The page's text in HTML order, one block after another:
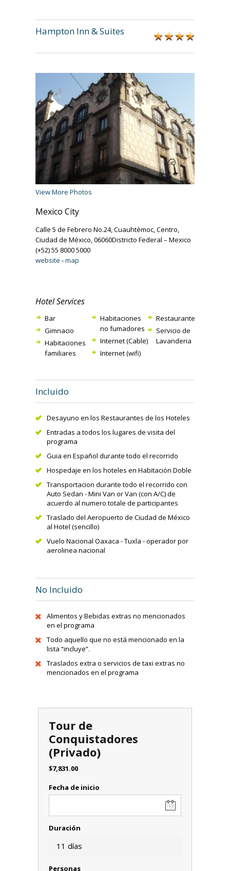
Hampton Inn & Suites
View More Photos
Mexico City
Calle 5 de Febrero No.24, Cuauhtémoc, Centro,
Ciudad de México, 06060Districto Federal – Mexico
(+52) 55 8000 5000
website -map
Hotel Services
Bar
Gimnacio
Habitaciones
familiares
Habitaciones
no fumadores
Internet (Cable)
Internet (wifi)
Restaurante
Servicio de
Lavanderia
Incluido
Desayuno en los Restaurantes de los Hoteles
Entradas a todos los lugares de visita del
programa
Guia en Español durante todo el recorrido
Hospedaje en los hoteles en Habitación Doble
Transportacion durante todo el recorrido con
Auto Sedan - Mini Van or Van (con A/C) de
acuerdo al numero totale de participantes
Traslado del Aeropuerto de Ciudad de México
al Hotel (sencillo)
Vuelo Nacional Oaxaca - Tuxla - operador por
aerolinea nacional
No Incluido
Alimentos y Bebidas extras no mencionados
en el programa
Todo aquello que no está mencionado en la
lista “incluye”.
Traslados extra o servicios de taxi extras no
mencionados en el programa
Tour de
Conquistadores
(Privado)
$7,831.00
Fecha de inicio
Duración
11 días
Personas